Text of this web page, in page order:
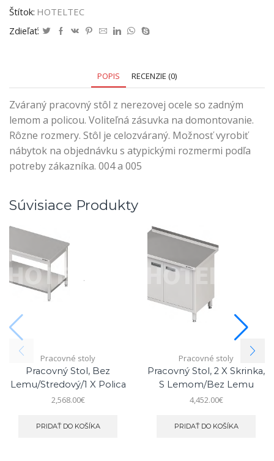
Štítok: HOTELTEC
Zdieľať:
POPIS RECENZIE (0)
Zváraný pracovný stôl z nerezovej ocele so zadným
lemom a policou. Voliteľná zásuvka na domontovanie.
Rôzne rozmery. Stôl je celozváraný. Možnosť vyrobiť
nábytok na objednávku s atypickými rozmermi podľa
potreby zákazníka. 004 a 005
Súvisiace Produkty
Pracovné stoly
Pracovný Stol, Bez
Lemu/stredový/1 X Polica
2,568.00€
PRIDAŤ DO KOŠÍKA
Pracovné stoly
Pracovný Stol, 2 X Skrinka,
S Lemom/bez Lemu
4,452.00€
PRIDAŤ DO KOŠÍKA